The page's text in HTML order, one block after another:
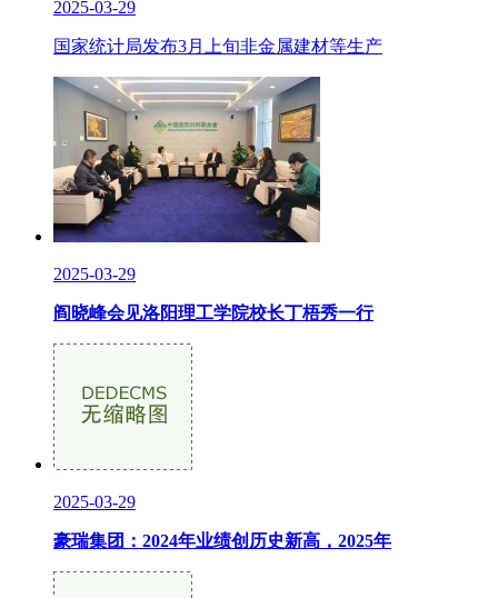
2025-03-29
国家统计局发布3月上旬非金属建材等生产
2025-03-29
阎晓峰会见洛阳理工学院校长丁梧秀一行
2025-03-29
豪瑞集团：2024年业绩创历史新高，2025年